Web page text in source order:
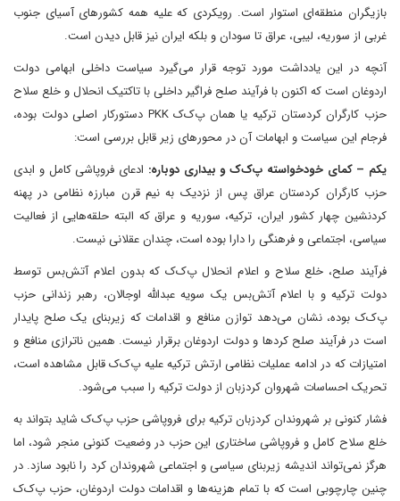
بازیگران منطقه‌ای استوار است. رویکردی که علیه همه کشورهای آسیای جنوب
غربی از سوریه، لیبی، عراق تا سودان و بلکه ایران نیز قابل دیدن است.
آنچه در این یادداشت مورد توجه قرار می‌گیرد سیاست داخلی ابهامی دولت
اردوغان است که اکنون با فرآیند صلح فراگیر داخلی با تاکتیک انحلال و خلع سلاح
حزب کارگران کردستان ترکیه یا همان پ‌ک‌ک PKK دستورکار اصلی دولت بوده،
فرجام این سیاست و ابهامات آن در محورهای زیر قابل بررسی است:
یکم – کمای خودخواسته پ‌ک‌ک و بیداری دوباره: ادعای فروپاشی کامل و ابدی
حزب کارگران کردستان عراق پس از نزدیک به نیم قرن مبارزه نظامی در پهنه
کردنشین چهار کشور ایران، ترکیه، سوریه و عراق که البته حلقه‌هایی از فعالیت
سیاسی، اجتماعی و فرهنگی را دارا بوده است، چندان عقلانی نیست.
فرآیند صلح، خلع سلاح و اعلام انحلال پ‌ک‌ک که بدون اعلام آتش‌بس توسط
دولت ترکیه و با اعلام آتش‌بس یک سویه عبدالله اوجالان، رهبر زندانی حزب
پ‌ک‌ک بوده، نشان می‌دهد توازن منافع و اقدامات که زیربنای یک صلح پایدار
است در فرآیند صلح کردها و دولت اردوغان برقرار نیست. همین ناترازی منافع و
امتیازات که در ادامه عملیات نظامی ارتش ترکیه علیه پ‌ک‌ک قابل مشاهده است،
تحریک احساسات شهروان کردزبان از دولت ترکیه را سبب می‌شود.
فشار کنونی بر شهروندان کردزبان ترکیه برای فروپاشی حزب پ‌ک‌ک شاید بتواند به
خلع سلاح کامل و فروپاشی ساختاری این حزب در وضعیت کنونی منجر شود، اما
هرگز نمی‌تواند اندیشه زیربنای سیاسی و اجتماعی شهروندان کرد را نابود سازد. در
چنین چارچوبی است که با تمام هزینه‌ها و اقدامات دولت اردوغان، حزب پ‌ک‌ک